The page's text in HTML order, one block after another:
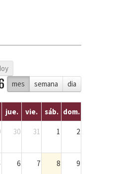
mes
semana dia
jue. vie. sáb. dom.
30 31 1 2
6 7 8 9